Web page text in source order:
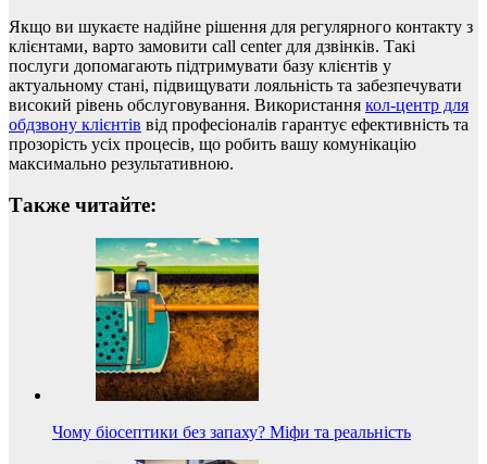
Якщо ви шукаєте надійне рішення для регулярного контакту з
клієнтами, варто замовити call center для дзвінків. Такі
послуги допомагають підтримувати базу клієнтів у
актуальному стані, підвищувати лояльність та забезпечувати
високий рівень обслуговування. Використання кол-центр для
обдзвону клієнтів від професіоналів гарантує ефективність та
прозорість усіх процесів, що робить вашу комунікацію
максимально результативною.
Также читайте:
Чому біосептики без запаху? Міфи та реальність